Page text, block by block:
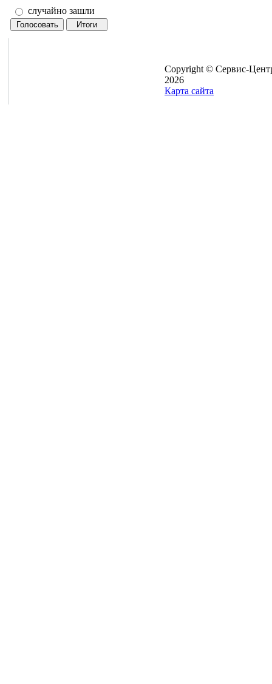
случайно зашли
Copyright © Сервис-
2026
Карта сайта